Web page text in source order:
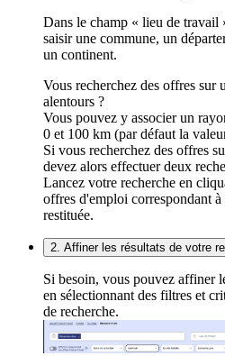
Dans le champ « lieu de travail
saisir une commune, un
un continent.
Vous recherchez des offres sur
alentours ?
Vous pouvez y associer un
0 et 100 km (par défaut la
Si vous recherchez des offres
devez alors effectuer deux
Lancez votre recherche en
offres d'emploi correspondant à
restituée.
2. Affiner les résultats de votre
Si besoin, vous pouvez affiner
en sélectionnant des filtres et
de recherche.